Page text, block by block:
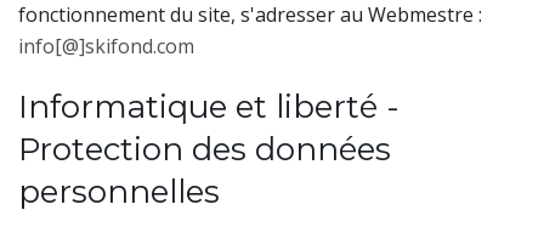
fonctionnement du site, s'adresser au Webmestre :
info[@]skifond.com
Informatique et liberté -
Protection des données
personnelles